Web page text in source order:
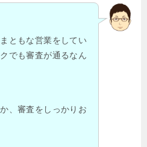
ともな営業をしてい
でも審査が通るなん
、審査をしっかりお